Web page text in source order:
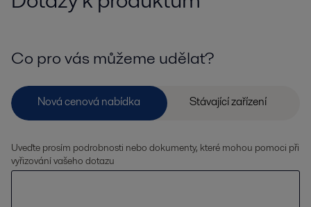
Co pro vás můžeme udělat?
Uveďte prosím podrobnosti nebo dokumenty, které mohou pomoci při
vyřizování vašeho dotazu